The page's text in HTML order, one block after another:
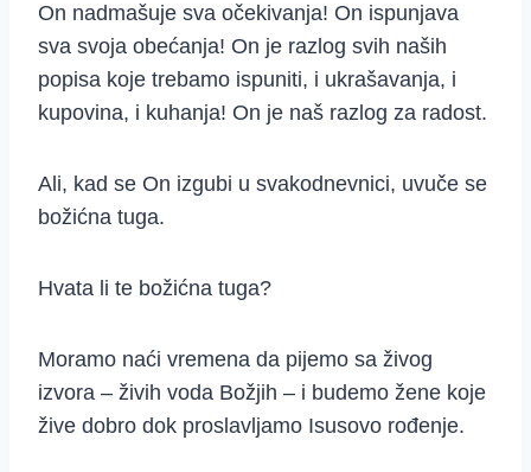
On nadmašuje sva očekivanja! On ispunjava
sva svoja obećanja! On je razlog svih naših
popisa koje trebamo ispuniti, i ukrašavanja, i
kupovina, i kuhanja! On je naš razlog za radost.
Ali, kad se On izgubi u svakodnevnici, uvuče se
božićna tuga.
Hvata li te božićna tuga?
Moramo naći vremena da pijemo sa živog
izvora – živih voda Božjih – i budemo žene koje
žive dobro dok proslavljamo Isusovo rođenje.